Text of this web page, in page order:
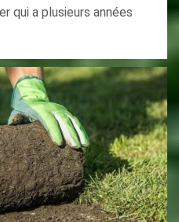
qui a plusieurs années